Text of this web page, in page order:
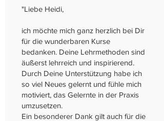
"Liebe Heidi,
ich möchte mich ganz herzlich bei Dir
für die wunderbaren Kurse
bedanken. Deine Lehrmethoden sind
äußerst lehrreich und inspirierend.
Durch Deine Unterstützung habe ich
so viel Neues gelernt und fühle mich
motiviert, das Gelernte in der Praxis
umzusetzen.
Ein besonderer Dank gilt auch für die